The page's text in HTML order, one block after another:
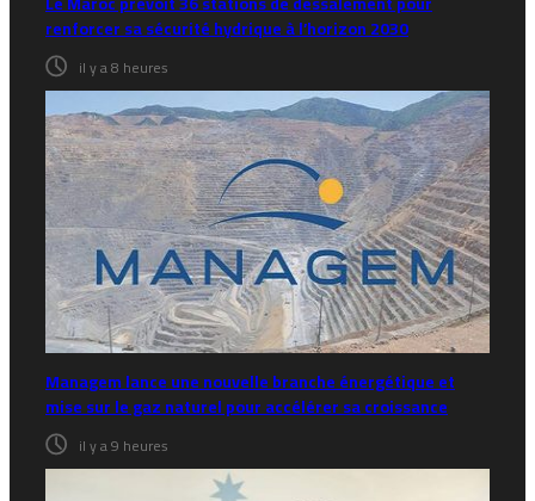
renforcer sa sécurité hydrique à l’horizon 2030
il y a 8 heures
Managem lance une nouvelle branche énergétique et
mise sur le gaz naturel pour accélérer sa croissance
il y a 9 heures